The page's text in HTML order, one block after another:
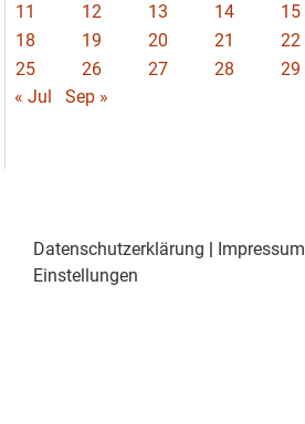
11
12 13 14 15
18
19 20 21 22
25
26 27 28 29
« Jul
Sep »
Datenschutzerklärung Impressum
Einstellungen